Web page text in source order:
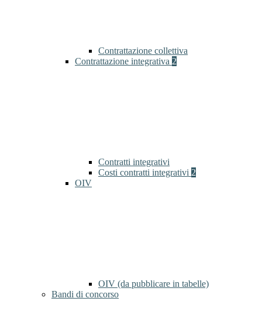
Contrattazione collettiva
Contrattazione integrativa 2
Contratti integrativi
Costi contratti integrativi 2
OIV
OIV (da pubblicare in tabelle)
Bandi di concorso